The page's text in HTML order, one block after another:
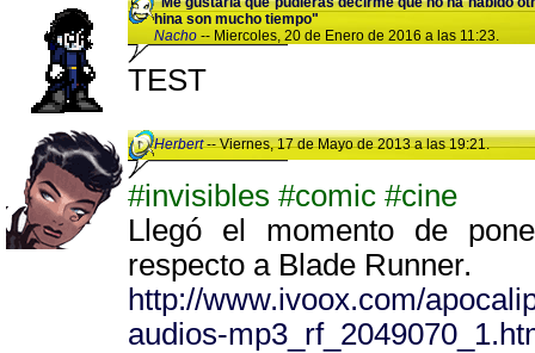
hina son mucho tiempo"
Nacho -- Miercoles, 20 de Enero de 2016 a las 11:23.
TEST
Herbert-- Viernes, 17 de Mayo de 2013 a las 19:21.
#invisibles #comic #cine
Llegó el momento de
respecto a Blade Runner.
http://www.ivoox.com/
audios-